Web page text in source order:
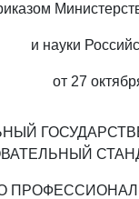
и науки
от 27